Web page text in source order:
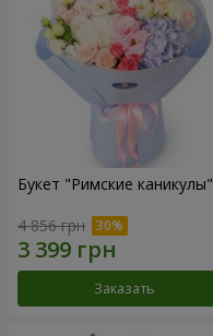
Букет "Римские каникулы"
4 856 грн
Заказать